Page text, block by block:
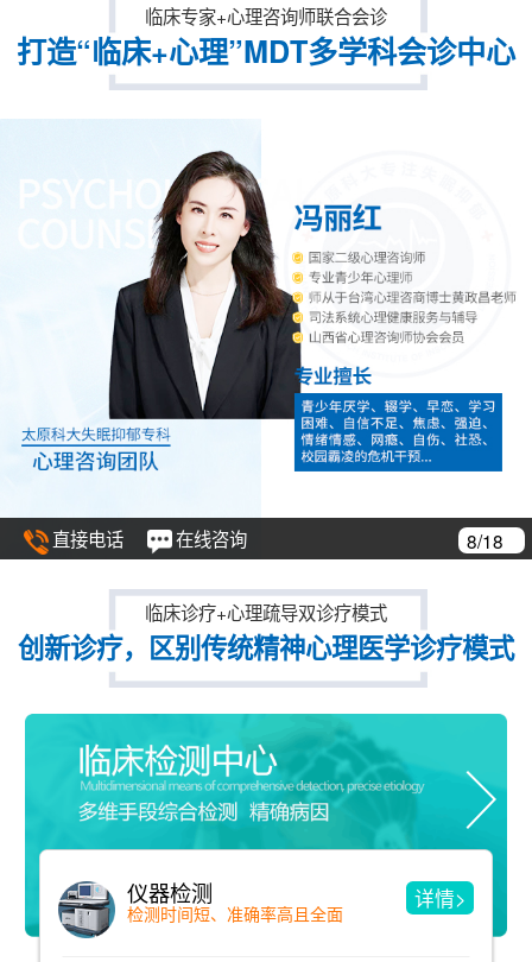
临床专家+心理咨询师联合会诊
打造“临床+心理”MDT多学科会诊中心
直接电话 在线咨询 9/18
临床诊疗+心理疏导双诊疗模式
创新诊疗，区别传统精神心理医学诊疗模式
精神分析疗法
洞见与自我了解 用诠释来消除冲突
详情>